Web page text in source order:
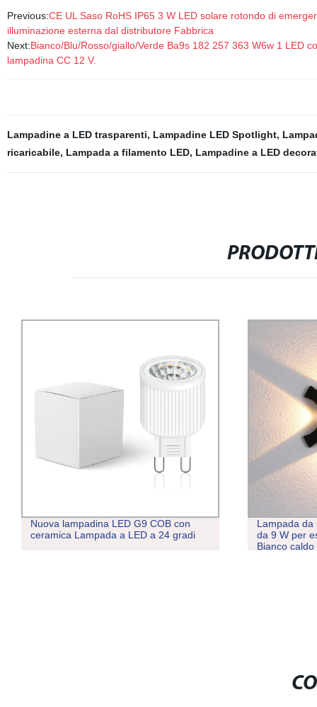
Previous:CE UL Saso RoHS IP65 3 W LED solare rotondo di
illuminazione esterna dal distributore Fabbrica
Next:Bianco/Blu/Rosso/giallo/Verde Ba9s 182 257 363 W6w 1 LED
lampadina CC 12 V.
Lampadine a LED trasparenti, Lampadine LED Spotlight,
ricaricabile, Lampada a filamento LED, Lampadine a LED
Nuova lampadina LED G9 COB con
ceramica Lampada a LED a 24 gradi
Lampada da
da 9 W per
Bianco